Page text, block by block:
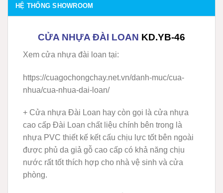
HỆ THỐNG SHOWROOM
CỬA NHỰA ĐÀI LOAN KD.YB-46
Xem cửa nhựa đài loan tại:
https://cuagochongchay.net.vn/danh-muc/cua-
nhua/cua-nhua-dai-loan/
+ Cửa nhựa Đài Loan hay còn gọi là cửa nhựa
cao cấp Đài Loan chất liệu chính bên trong là
nhựa PVC thiết kế kết cấu chịu lực tốt bên ngoài
được phủ da giả gỗ cao cấp có khả năng chịu
nước rất tốt thích hợp cho nhà vệ sinh và cửa
phòng.